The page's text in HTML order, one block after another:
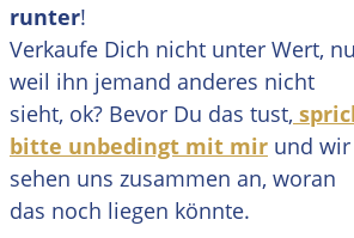
runter!
Verkaufe Dich nicht unter Wert,
weil ihn jemand anderes nicht
sieht, ok? Bevor Du das tust,
bitte unbedingt mit mir und wir
sehen uns zusammen an, woran
das noch liegen könnte.